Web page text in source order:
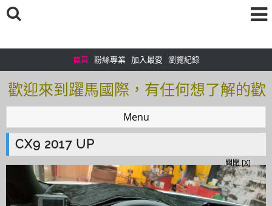
首頁 粉絲專業 加入最愛 瀏覽紀錄
歡迎來到躍馬國際，有任何想了解的歡
迎加入＠官方帳號：＠tof5459i 聯繫電
話0925166083
歡迎來到躍馬國際，有任何想了解的歡
迎加入＠官方帳號：＠tof5459i 聯繫電
話0925166083
Menu
CX9 2017 UP
關閉 [X]